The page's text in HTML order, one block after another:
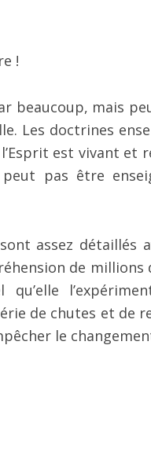
!
beaucoup, mais
Les doctrines
est vivant et
pas être
assez détaillés
de millions
de chutes et de
le